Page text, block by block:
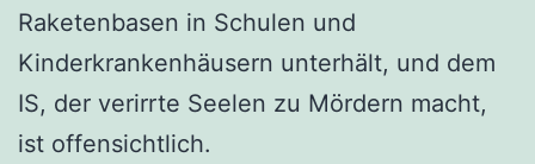
Raketenbasen in Schulen und
Kinderkrankenhäusern unterhält, und dem
IS, der verirrte Seelen zu Mördern macht,
ist offensichtlich.